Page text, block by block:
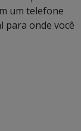
um telefone
para onde você